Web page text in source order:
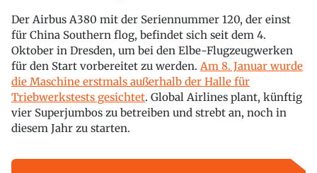
Der Airbus A380 mit der Seriennummer 120, der einst
für China Southern flog, befindet sich seit dem 4.
Oktober in Dresden, um bei den Elbe-Flugzeugwerken
für den Start vorbereitet zu werden. Am 8. Januar wurde
die Maschine erstmals außerhalb der Halle für
Triebwerkstests gesichtet. Global Airlines plant, künftig
vier Superjumbos zu betreiben und strebt an, noch in
diesem Jahr zu starten.